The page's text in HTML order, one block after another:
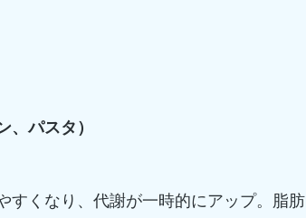
パスタ）
すくなり、代謝が一時的にアップ。脂肪